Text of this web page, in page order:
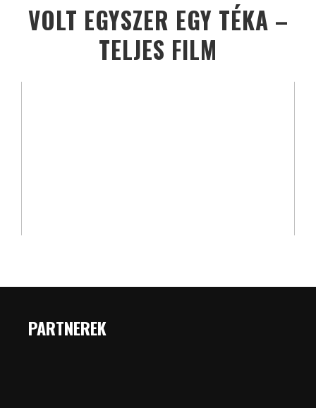
VOLT EGYSZER EGY TÉKA –
TELJES FILM
PARTNEREK